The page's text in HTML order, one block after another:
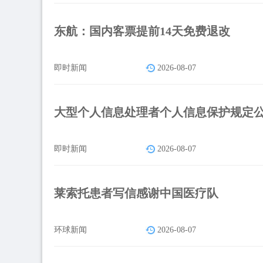
东航：国内客票提前14天免费退改
即时新闻 2026-08-07
大型个人信息处理者个人信息保护规定
即时新闻 2026-08-07
莱索托患者写信感谢中国医疗队
环球新闻 2026-08-07